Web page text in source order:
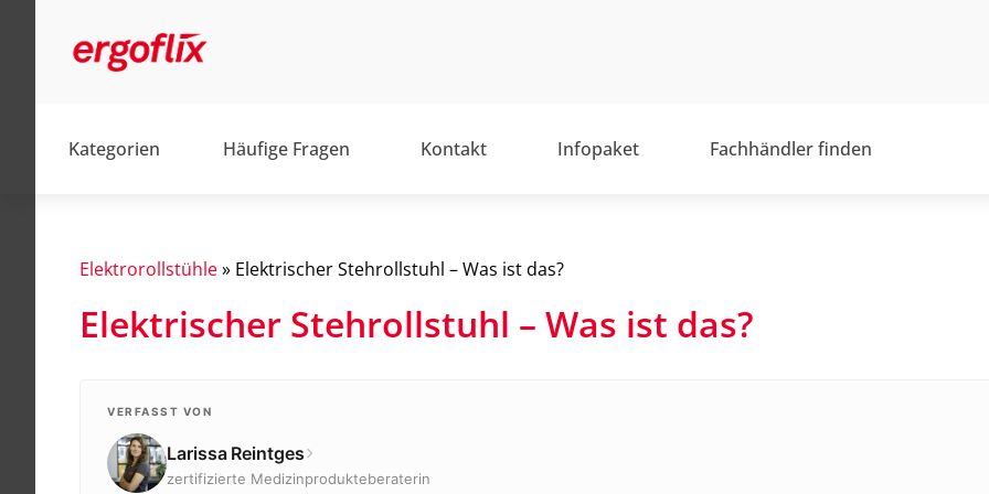
Kategorien Häufige Fragen Kontakt Infopaket Fachhändler finden
Alltag
Elektromobile
Elektrorollstühle
Elektrorollstühle» Elektrischer Stehrollstuhl – Was ist das?
Elektrischer Stehrollstuhl – Was ist das?
VERFASST VON
Larissa Reintges
zertifizierte Medizinprodukteberaterin